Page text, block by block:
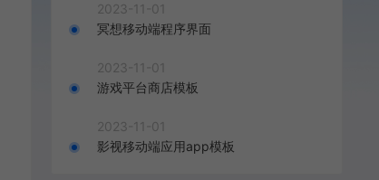
2023-11-01
冥想移动端程序界面
2023-11-01
游戏平台商店模板
2023-11-01
影视移动端应用app模板